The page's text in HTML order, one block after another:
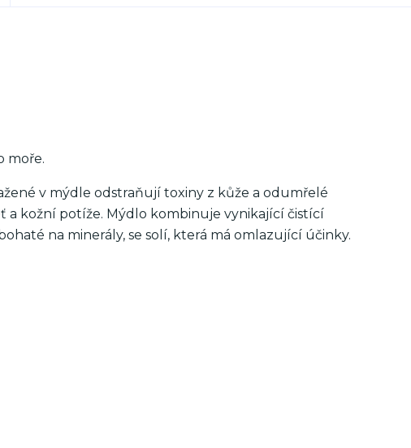
moře.
v mýdle odstraňují toxiny z kůže a odumřelé
kožní potíže. Mýdlo kombinuje vynikající čistící
na minerály, se solí, která má omlazující účinky.